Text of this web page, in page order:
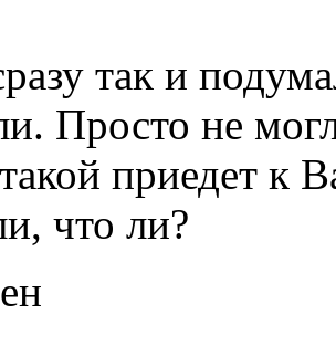
так и
Просто не
приедет к
что ли?